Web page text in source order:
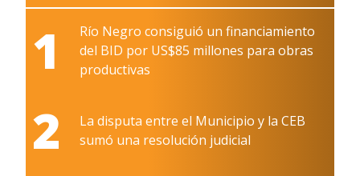
1
Río Negro consiguió un financiamiento
del BID por US$85 millones para obras
productivas
2
La disputa entre el Municipio y la CEB
sumó una resolución judicial